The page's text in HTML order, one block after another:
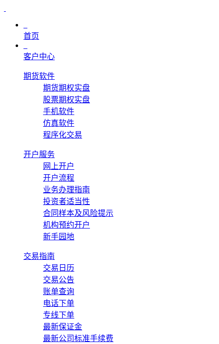
首页
客户中心
期货软件
期货期权实盘
股票期权实盘
手机软件
仿真软件
程序化交易
开户服务
网上开户
开户流程
业务办理指南
投资者适当性
合同样本及风险提示
机构预约开户
新手园地
交易指南
交易日历
交易公告
账单查询
电话下单
专线下单
最新保证金
最新公司标准手续费